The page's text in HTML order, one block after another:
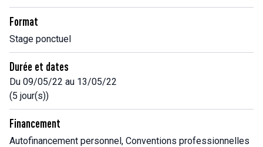
Format
Stage ponctuel
Durée et dates
Du 09/05/22 au 13/05/22
(5 jour(s))
Financement
Autofinancement personnel, Conventions professionnelles